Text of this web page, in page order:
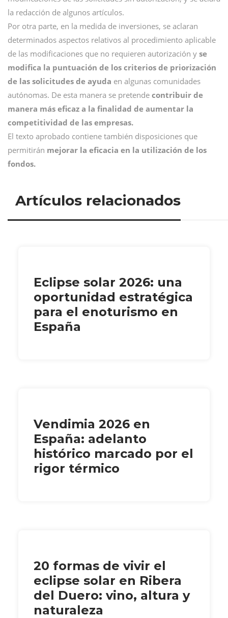
la redacción de algunos artículos.
Por otra parte, en la medida de inversiones, se aclaran
determinados aspectos relativos al procedimiento aplicable
de las modificaciones que no requieren autorización y se
modifica la puntuación de los criterios de priorización
de las solicitudes de ayuda en algunas comunidades
autónomas. De esta manera se pretende contribuir de
manera más eficaz a la finalidad de aumentar la
competitividad de las empresas.
El texto aprobado contiene también disposiciones que
permitirán mejorar la eficacia en la utilización de los
fondos.
Artículos relacionados
Eclipse solar 2026: una
oportunidad estratégica
para el enoturismo en
España
Vendimia 2026 en
España: adelanto
histórico marcado por el
rigor térmico
20 formas de vivir el
eclipse solar en Ribera
del Duero: vino, altura y
naturaleza